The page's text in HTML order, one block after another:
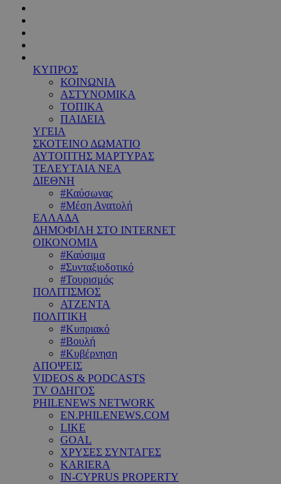
ΚΥΠΡΟΣ
ΚΟΙΝΩΝΙΑ
ΑΣΤΥΝΟΜΙΚΑ
ΤΟΠΙΚΑ
ΠΑΙΔΕΙΑ
ΥΓΕΙΑ
ΣΚΟΤΕΙΝΟ ΔΩΜΑΤΙΟ
ΑΥΤΟΠΤΗΣ ΜΑΡΤΥΡΑΣ
ΤΕΛΕΥΤΑΙΑ ΝΕΑ
ΔΙΕΘΝΗ
#Καύσωνας
#Μέση Ανατολή
ΕΛΛΑΔΑ
ΔΗΜΟΦΙΛΗ ΣΤΟ INTERNET
ΟΙΚΟΝΟΜΙΑ
#Καύσιμα
#Συνταξιοδοτικό
#Τουρισμός
ΠΟΛΙΤΙΣΜΟΣ
ΑΤΖΕΝΤΑ
ΠΟΛΙΤΙΚΗ
#Κυπριακό
#Βουλή
#Κυβέρνηση
ΑΠΟΨΕΙΣ
VIDEOS & PODCASTS
TV ΟΔΗΓΟΣ
PHILENEWS NETWORK
EN.PHILENEWS.COM
LIKE
GOAL
ΧΡΥΣΕΣ ΣΥΝΤΑΓΕΣ
KARIERA
IN-CYPRUS PROPERTY